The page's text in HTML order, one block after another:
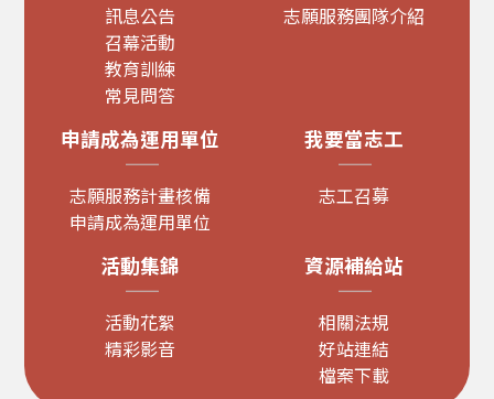
訊息公告
召幕活動
教育訓練
常見問答
志願服務團隊介紹
申請成為運用單位
志願服務計畫核備
申請成為運用單位
我要當志工
志工召募
活動集錦
活動花絮
精彩影音
資源補給站
相關法規
好站連結
檔案下載